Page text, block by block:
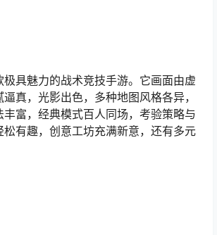
具魅力的战术竞技手游。它画面由虚
真，光影出色，多种地图风格各异，
富，经典模式百人同场，考验策略与